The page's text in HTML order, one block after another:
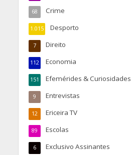
Crime
68
Desporto
1.015
Direito
7
Economia
112
Efemérides & Curiosidades
151
Entrevistas
9
Ericeira TV
12
Escolas
89
Exclusivo Assinantes
6